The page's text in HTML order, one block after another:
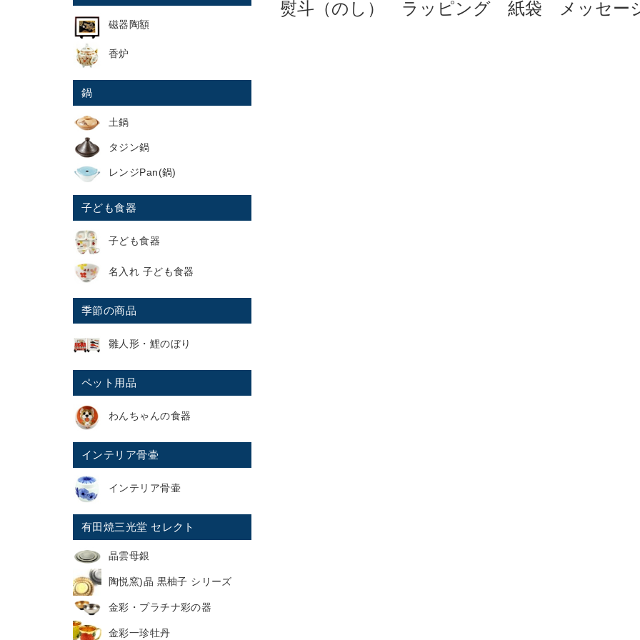
熨斗（のし） ラッピング 紙袋 メッセー
磁器陶額
香炉
鍋
土鍋
タジン鍋
レンジPan(鍋)
子ども食器
子ども食器
名入れ 子ども食器
季節の商品
雛人形・鯉のぼり
ペット用品
わんちゃんの食器
インテリア骨壷
インテリア骨壷
有田焼三光堂 セレクト
晶雲母銀
陶悦窯)晶 黒柚子 シリーズ
金彩・プラチナ彩の器
金彩一珍牡丹